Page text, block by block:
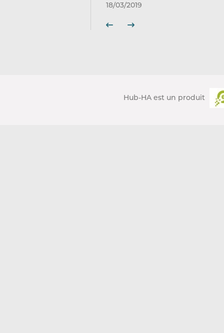
18/03/2019
Hub-HA est un produit